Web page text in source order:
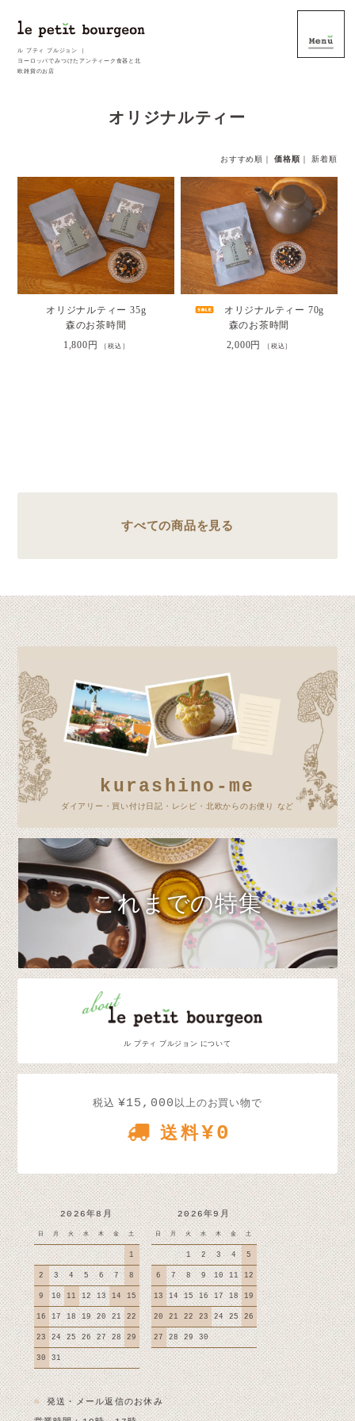
ル プティ ブルジョン ｜
ヨーロッパでみつけたアンティーク食器と北
欧雑貨のお店
オリジナルティー
おすすめ順 ｜価格順 ｜新着順
オリジナルティー 35g
森のお茶時間
1,800円 ［税込］
オリジナルティー 70g
森のお茶時間
2,000円 ［税込］
すべての商品を見る
kurashino-me
ダイアリー・買い付け日記・レシピ・北欧からのお便り など
これまでの特集
ル プティ ブルジョン について
税込 ¥15,000 以上のお買い物で
送料¥0
2026年8月
日 月 火 水 木 金 土
1
2 3 4 5 6 7 8
9 10 11 12 13 14 15
16 17 18 19 20 21 22
23 24 25 26 27 28 29
30 31
2026年9月
日 月 火 水 木 金 土
1 2 3 4 5
6 7 8 9 10 11 12
13 14 15 16 17 18 19
20 21 22 23 24 25 26
27 28 29 30
■発送・メール返信のお休み